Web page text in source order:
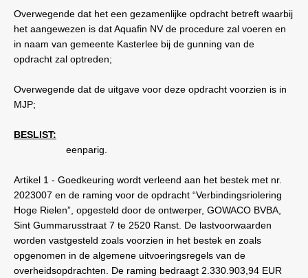
Overwegende dat het een gezamenlijke opdracht betreft waarbij
het aangewezen is dat Aquafin NV de procedure zal voeren en
in naam van gemeente Kasterlee bij de gunning van de
opdracht zal optreden;
Overwegende dat de uitgave voor deze opdracht voorzien is in
MJP;
BESLIST:
eenparig.
Artikel 1 - Goedkeuring wordt verleend aan het bestek met nr.
2023007 en de raming voor de opdracht “Verbindingsriolering
Hoge Rielen”, opgesteld door de ontwerper, GOWACO BVBA,
Sint Gummarusstraat 7 te 2520 Ranst. De lastvoorwaarden
worden vastgesteld zoals voorzien in het bestek en zoals
opgenomen in de algemene uitvoeringsregels van de
overheidsopdrachten. De raming bedraagt 2.330.903,94 EUR